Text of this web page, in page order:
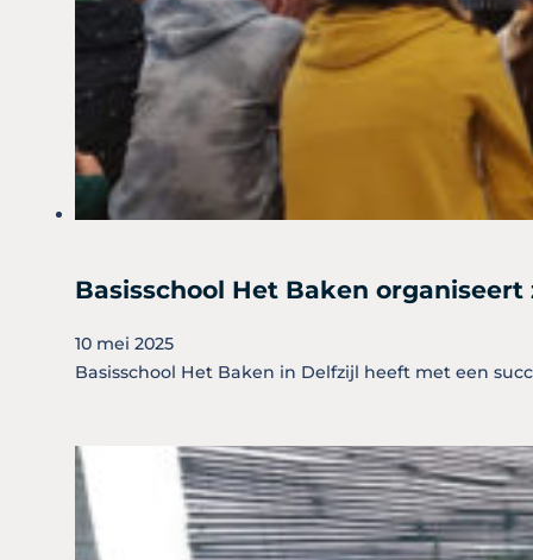
Basisschool Het Baken
10 mei 2025
Basisschool Het Baken in Delfzijl heeft met een